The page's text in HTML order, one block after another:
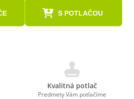
S POTLAČOU
Kvalitná potlač
Predmety Vám potlačíme